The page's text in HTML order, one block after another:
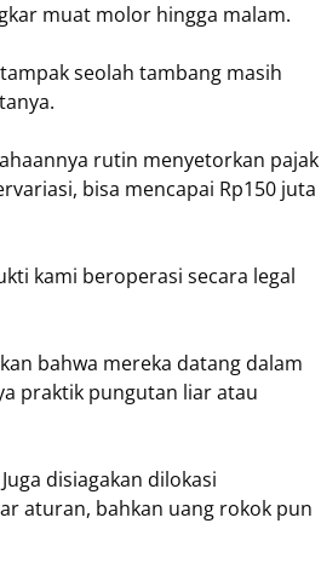
muat molor hingga malam.
seolah tambang masih
rutin menyetorkan pajak
bisa mencapai Rp150 juta
kami beroperasi secara legal
bahwa mereka datang dalam
praktik pungutan liar atau
disiagakan dilokasi
aturan, bahkan uang rokok pun